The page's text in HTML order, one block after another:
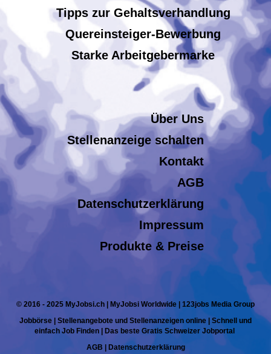
Tipps zur Gehaltsverhandlung
Quereinsteiger-Bewerbung
Starke Arbeitgebermarke
Über Uns
Stellenanzeige schalten
Kontakt
AGB
Datenschutzerklärung
Impressum
Produkte & Preise
© 2016 - 2025 MyJobsi.ch | MyJobsi Worldwide | 123jobs Media Group
Jobbörse | Stellenangebote und Stellenanzeigen online | Schnell und
einfach Job Finden | Das beste Gratis Schweizer Jobportal
AGB
Datenschutzerklärung